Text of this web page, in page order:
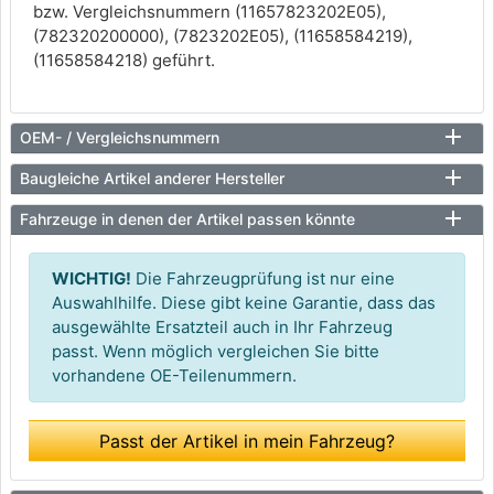
bzw. Vergleichsnummern (11657823202E05),
(782320200000), (7823202E05), (11658584219),
(11658584218) geführt.
OEM- / Vergleichsnummern
Baugleiche Artikel anderer Hersteller
Fahrzeuge in denen der Artikel passen könnte
WICHTIG! Die Fahrzeugprüfung ist nur eine
Auswahlhilfe. Diese gibt keine Garantie, dass das
ausgewählte Ersatzteil auch in Ihr Fahrzeug
passt. Wenn möglich vergleichen Sie bitte
vorhandene OE-Teilenummern.
Passt der Artikel in mein Fahrzeug?